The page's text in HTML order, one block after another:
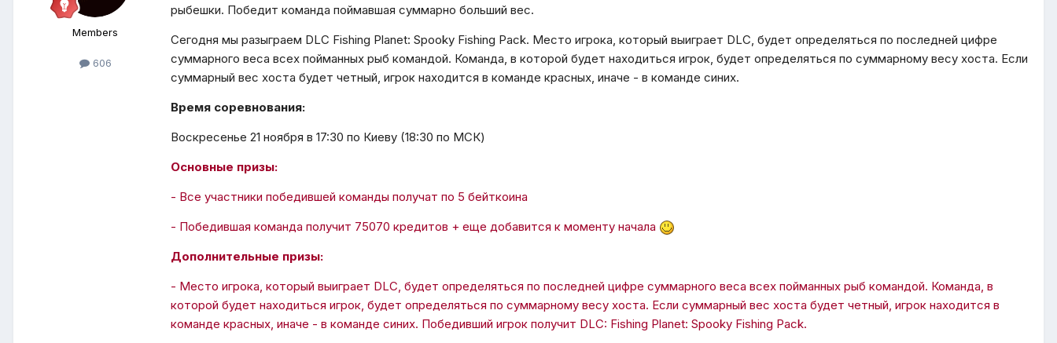
Members
606
рыбешки. Победит команда поймавшая суммарно больший вес.
Сегодня мы разыграем DLC Fishing Planet: Spooky Fishing Pack. Место игрока, который выиграет DLC, будет определяться по последней цифре
суммарного веса всех пойманных рыб командой. Команда, в которой будет находиться игрок, будет определяться по суммарному весу хоста. Если
суммарный вес хоста будет четный, игрок находится в команде красных, иначе - в команде синих.
Время соревнования:
Воскресенье 21 ноября в 17:30 по Киеву (18:30 по МСК)
Основные призы:
- Все участники победившей команды получат по 5 бейткоина
- Победившая команда получит 75070 кредитов + еще добавится к моменту начала
Дополнительные призы:
- Место игрока, который выиграет DLC, будет определяться по последней цифре суммарного веса всех пойманных рыб командой. Команда, в
которой будет находиться игрок, будет определяться по суммарному весу хоста. Если суммарный вес хоста будет четный, игрок находится в
команде красных, иначе - в команде синих. Победивший игрок получит DLC: Fishing Planet: Spooky Fishing Pack.